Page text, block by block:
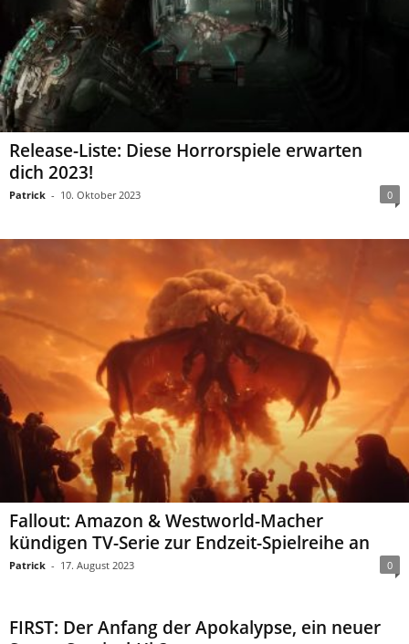
Release-Liste: Diese Horrorspiele erwarten
dich 2023!
Patrick - 10. Oktober 2023 0
Fallout: Amazon & Westworld-Macher
kündigen TV-Serie zur Endzeit-Spielreihe an
Patrick - 17. August 2023 0
FIRST: Der Anfang der Apokalypse, ein neuer